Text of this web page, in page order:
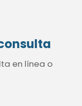
en línea o